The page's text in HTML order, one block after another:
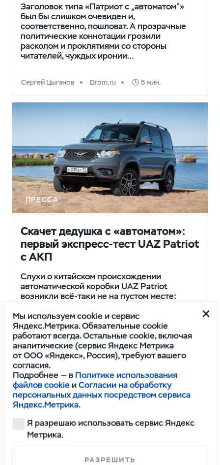
Заголовок типа «Патриот с „автоматом“»
был бы слишком очевиден и,
соответственно, пошловат. А прозрачные
политические коннотации грозили
расколом и проклятиями со стороны
читателей, чуждых иронии…
Сергей Цыганов Drom.ru 5 мин.
ПРЕССА
Скачет дедушка с «автоматом»:
первый экспресс-тест UAZ Patriot
с АКП
Слухи о китайском происхождении
автоматической коробки UAZ Patriot
возникли всё-таки не на пустом месте:
менеджеры УАЗа взяли и перевели
на китайские…
Сергей Арбузов www.kolesa.ru 5 мин.
Мы используем cookie и сервис
Яндекс.Метрика. Обязательные cookie
работают всегда. Остальные cookie, включая
аналитические (сервис Яндекс Метрика
от ООО «Яндекс», Россия), требуют вашего
согласия.
Подробнее — в Политике использования
файлов cookie иСогласии на обработку
персональных данных посредством сервиса
Яндекс.Метрика.
Я разрешаю использовать сервис Яндекс
Метрика.
РАЗРЕШИТЬ